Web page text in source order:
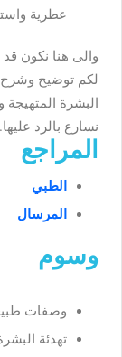
عطرية
والى هنا نكون قد
لكم توضيح
البشرة
نسارع بالرد عليها.
المراجع
الطبي
المرسال
وسوم
وصفات
تهدئة